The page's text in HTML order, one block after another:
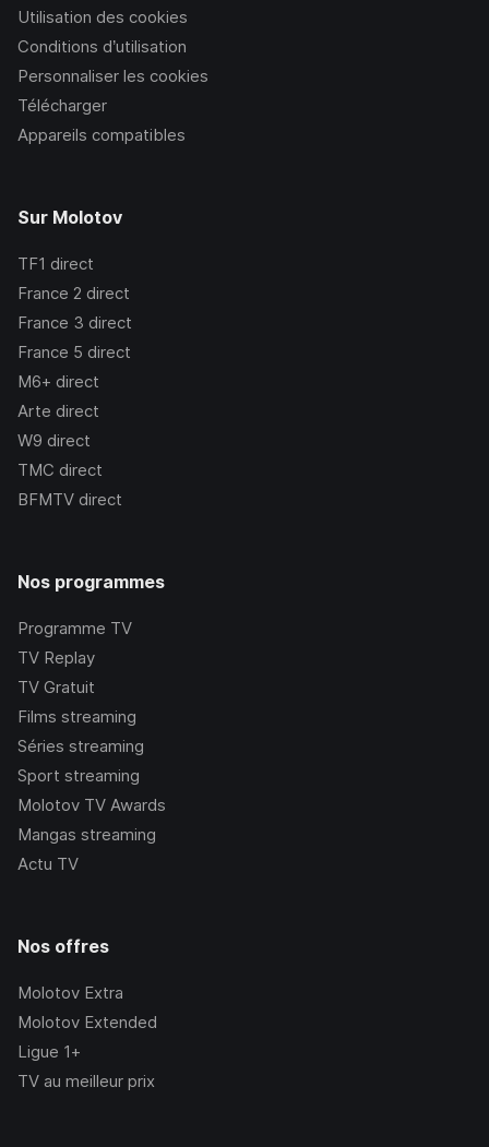
Utilisation des cookies
Conditions d’utilisation
Personnaliser les cookies
Télécharger
Appareils compatibles
Sur Molotov
TF1 direct
France 2 direct
France 3 direct
France 5 direct
M6+ direct
Arte direct
W9 direct
TMC direct
BFMTV direct
Nos programmes
Programme TV
TV Replay
TV Gratuit
Films streaming
Séries streaming
Sport streaming
Molotov TV Awards
Mangas streaming
Actu TV
Nos offres
Molotov Extra
Molotov Extended
Ligue 1+
TV au meilleur prix